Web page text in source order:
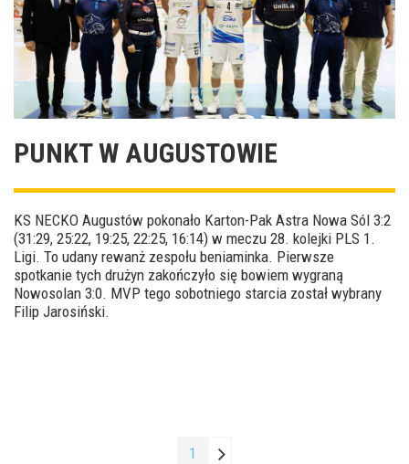
PUNKT W AUGUSTOWIE
KS NECKO Augustów pokonało Karton-Pak Astra Nowa Sól 3:2
(31:29, 25:22, 19:25, 22:25, 16:14) w meczu 28. kolejki PLS 1.
Ligi. To udany rewanż zespołu beniaminka. Pierwsze
spotkanie tych drużyn zakończyło się bowiem wygraną
Nowosolan 3:0. MVP tego sobotniego starcia został wybrany
Filip Jarosiński.
1